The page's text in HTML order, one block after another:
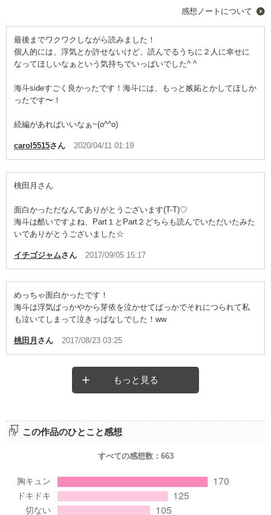
感想ノートについて
最後までワクワクしながら読みました！
個人的には、浮気とか許せないけど、読んでるうちに２人に幸せに
なってほしいなぁという気持ちでいっぱいでした^ ^
海斗sideすごく良かったです！海斗には、もっと嫉妬とかしてほしか
ったです〜！
続編があればいいなぁ~(o^^o)
carol5515さん 2020/04/11 01:19
桃田月さん
面白かっただなんてありがとうございます(T-T)♡
海斗は酷いですよね、Part１とPart２どちらも読んでいただいたみた
いでありがとうございました☆
イチゴジャムさん 2017/09/05 15:17
めっちゃ面白かったです！
海斗は浮気ばっかやから芽依を泣かせてばっかでそれにつられて私
も泣いてしまって泣きっぱなしでした！ww
桃田月 さん 2017/08/23 03:25
もっと見る
この作品のひとこと感想
すべての感想数： 663